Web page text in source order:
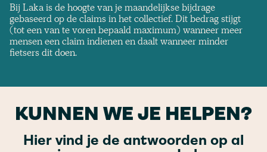
Bij Laka is de hoogte van je maandelijkse bijdrage
gebaseerd op de claims in het collectief. Dit bedrag stijgt
(tot een van te voren bepaald maximum) wanneer meer
mensen een claim indienen en daalt wanneer minder
fietsers dit doen.
KUNNEN WE JE HELPEN?
Hier vind je de antwoorden op al